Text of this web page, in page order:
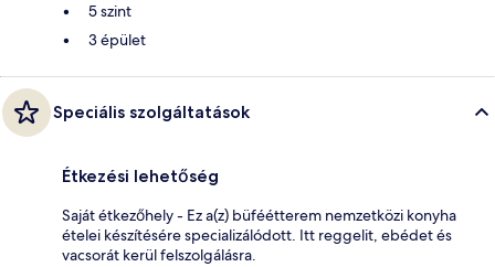
5 szint
3 épület
Speciális szolgáltatások
Étkezési lehetőség
Saját étkezőhely - Ez a(z) büféétterem nemzetközi konyha
ételei készítésére specializálódott. Itt reggelit, ebédet és
vacsorát kerül felszolgálásra.